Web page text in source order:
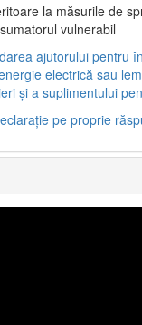
la măsurile de
vulnerabil
ajutorului pentru
electrică sau
și a suplimentului
pe proprie